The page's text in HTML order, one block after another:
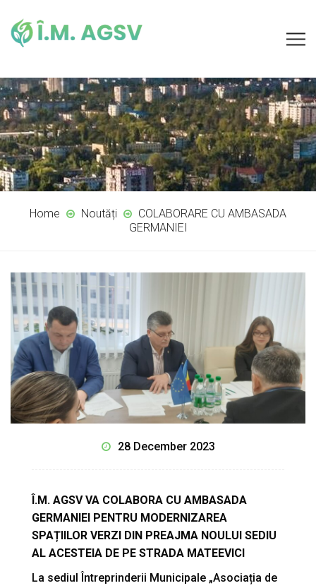
Home Noutăți
COLABORARE CU AMBASADA
GERMANIEI
28 December 2023
Î.M. AGSV VA COLABORA CU AMBASADA
GERMANIEI PENTRU MODERNIZAREA
SPAȚIILOR VERZI DIN PREAJMA NOULUI SEDIU
AL ACESTEIA DE PE STRADA MATEEVICI
La sediul Întreprinderii Municipale „Asociația de